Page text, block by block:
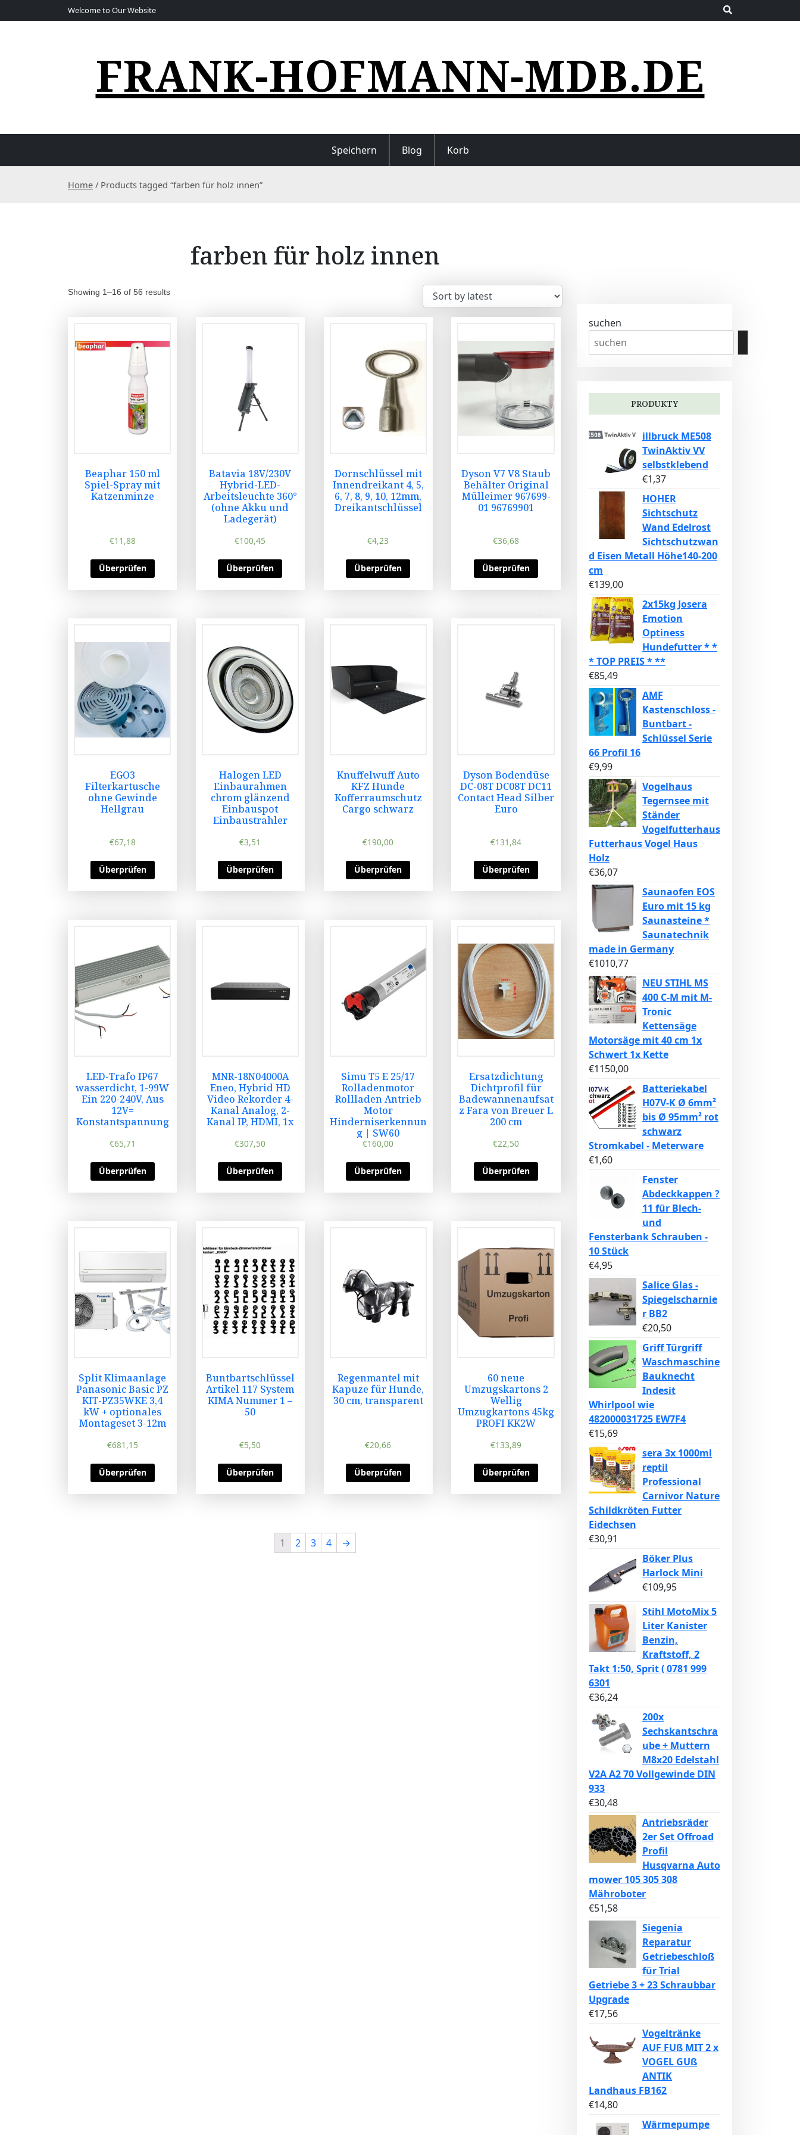
k
t
n
Welcome to Our Website
FRANK-HOFMANN-MDB.DE
Speichern Blog Korb
Home / Products tagged “farben für holz innen”
farben für holz innen
Showing 1–16 of 56 results
Beaphar 150 ml
Spiel-Spray mit
Katzenminze
€11,88
Überprüfen
Batavia 18V/230V
Hybrid-LED-
Arbeitsleuchte 360°
(ohne Akku und
Ladegerät)
€100,45
Überprüfen
Dornschlüssel mit
Innendreikant 4, 5,
6, 7, 8, 9, 10, 12mm,
Dreikantschlüssel
€4,23
Überprüfen
Dyson V7 V8 Staub
Behälter Original
Mülleimer 967699-
01 96769901
€36,68
Überprüfen
EGO3
Filterkartusche
ohne Gewinde
Hellgrau
€67,18
Überprüfen
Halogen LED
Einbaurahmen
chrom glänzend
Einbauspot
Einbaustrahler
€3,51
Überprüfen
Knuffelwuff Auto
KFZ Hunde
Kofferraumschutz
Cargo schwarz
€190,00
Überprüfen
Dyson Bodendüse
DC-08T DC08T DC11
Contact Head Silber
Euro
€131,84
Überprüfen
LED-Trafo IP67
wasserdicht, 1-99W
Ein 220-240V, Aus
12V=
Konstantspannung
€65,71
Überprüfen
MNR-18N04000A
Eneo, Hybrid HD
Video Rekorder 4-
Kanal Analog, 2-
Kanal IP, HDMI, 1x
€307,50
Überprüfen
Simu T5 E 25/17
Rolladenmotor
Rollladen Antrieb
Motor
Hinderniserkennun
g | SW60
€160,00
Überprüfen
Ersatzdichtung
Dichtprofil für
Badewannenaufsat
z Fara von Breuer L
200 cm
€22,50
Überprüfen
Split Klimaanlage
Panasonic Basic PZ
KIT-PZ35WKE 3,4
kW + optionales
Montageset 3-12m
€681,15
Überprüfen
Buntbartschlüssel
Artikel 117 System
KIMA Nummer 1 –
50
€5,50
Überprüfen
Regenmantel mit
Kapuze für Hunde,
30 cm, transparent
€20,66
Überprüfen
60 neue
Umzugskartons 2
Wellig
Umzugkartons 45kg
PROFI KK2W
€133,89
Überprüfen
1 2 3 4 →
suchen
PRODUKTY
illbruck ME508
TwinAktiv VV
selbstklebend
€1,37
HOHER
Sichtschutz
Wand Edelrost
Sichtschutzwan
d Eisen Metall Höhe140-200
cm
€139,00
2x15kg Josera
Emotion
Optiness
Hundefutter * *
* TOP PREIS * **
€85,49
AMF
Kastenschloss -
Buntbart -
Schlüssel Serie
66 Profil 16
€9,99
Vogelhaus
Tegernsee mit
Ständer
Vogelfutterhaus
Futterhaus Vogel Haus
Holz
€36,07
Saunaofen EOS
Euro mit 15 kg
Saunasteine *
Saunatechnik
made in Germany
€1010,77
NEU STIHL MS
400 C-M mit M-
Tronic
Kettensäge
Motorsäge mit 40 cm 1x
Schwert 1x Kette
€1150,00
Batteriekabel
H07V-K Ø 6mm²
bis Ø 95mm² rot
schwarz
Stromkabel - Meterware
€1,60
Fenster
Abdeckkappen ?
11 für Blech-
und
Fensterbank Schrauben -
10 Stück
€4,95
Salice Glas -
Spiegelscharnie
r BB2
€20,50
Griff Türgriff
Waschmaschine
Bauknecht
Indesit
Whirlpool wie
482000031725 EW7F4
€15,69
sera 3x 1000ml
reptil
Professional
Carnivor Nature
Schildkröten Futter
Eidechsen
€30,91
Böker Plus
Harlock Mini
€109,95
Stihl MotoMix 5
Liter Kanister
Benzin,
Kraftstoff, 2
Takt 1:50, Sprit ( 0781 999
6301
€36,24
200x
Sechskantschra
ube + Muttern
M8x20 Edelstahl
V2A A2 70 Vollgewinde DIN
933
€30,48
Antriebsräder
2er Set Offroad
Profil
Husqvarna Auto
mower 105 305 308
Mähroboter
€51,58
Siegenia
Reparatur
Getriebeschloß
für Trial
Getriebe 3 + 23 Schraubbar
Upgrade
€17,56
Vogeltränke
AUF FUß MIT 2 x
VOGEL GUß
ANTIK
Landhaus FB162
€14,80
Wärmepumpe